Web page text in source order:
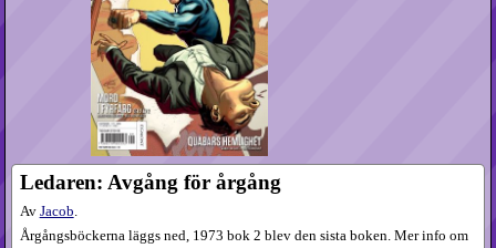
Ledaren: Avgång för årgång
Av Jacob.
Årgångsböckerna läggs ned, 1973 bok 2 blev den sista boken. Mer info om